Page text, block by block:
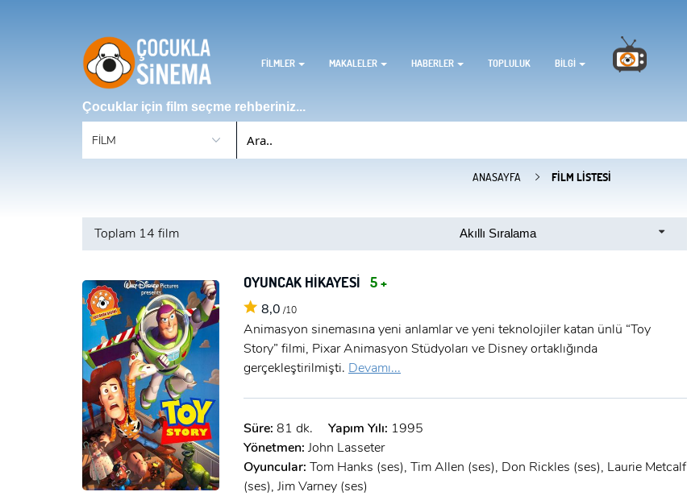
FİLMLER MAKALELER HABERLER TOPLULUK BILGI
Çocuklar için film seçme rehberiniz...
ANASAYFA FILM LISTESI
Toplam 14 film Akıllı Sıralama
OYUNCAK HİKAYESİ 5 +
8,0 /10
Animasyon sinemasına yeni anlamlar ve yeni teknolojiler katan ünlü “Toy
Story” filmi, Pixar Animasyon Stüdyoları ve Disney ortaklığında
gerçekleştirilmişti. Devamı...
Süre: 81 dk. Yapım Yılı: 1995
Yönetmen: John Lasseter
Oyuncular: Tom Hanks (ses), Tim Allen (ses), Don Rickles (ses), Laurie Metcalf
(ses), Jim Varney (ses)